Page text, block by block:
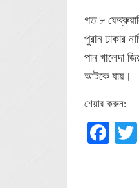
গত ৮
পুরান ঢাকার
পান খালেদা
আটকে যায়।
শেয়ার করুন: